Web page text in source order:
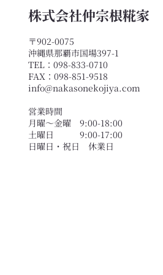
株式会社仲宗根糀家
〒902-0075
沖縄県那覇市国場397-1
TEL：098-833-0710
FAX：098-851-9518
info@nakasonekojiya.com
営業時間
月曜〜金曜 9:00-18:00
土曜日 9:00-17:00
​日曜日・祝日 休業日